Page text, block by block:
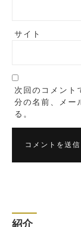
サイト
次回のコメント
分の名前、メー
る。
紹介